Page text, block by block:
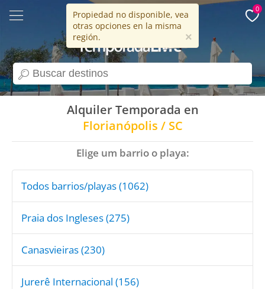
search
15 años
0
Propiedad no disponible, vea
otras opciones en la misma
región.
×
Alquiler Temporada en
Florianópolis / SC
Elige um barrio o playa:
Todos barrios/playas (1062)
Praia dos Ingleses (275)
Canasvieiras (230)
Jurerê Internacional (156)